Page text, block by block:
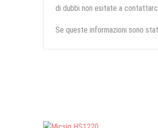
di dubbi non esitate a
Se queste informazioni sono